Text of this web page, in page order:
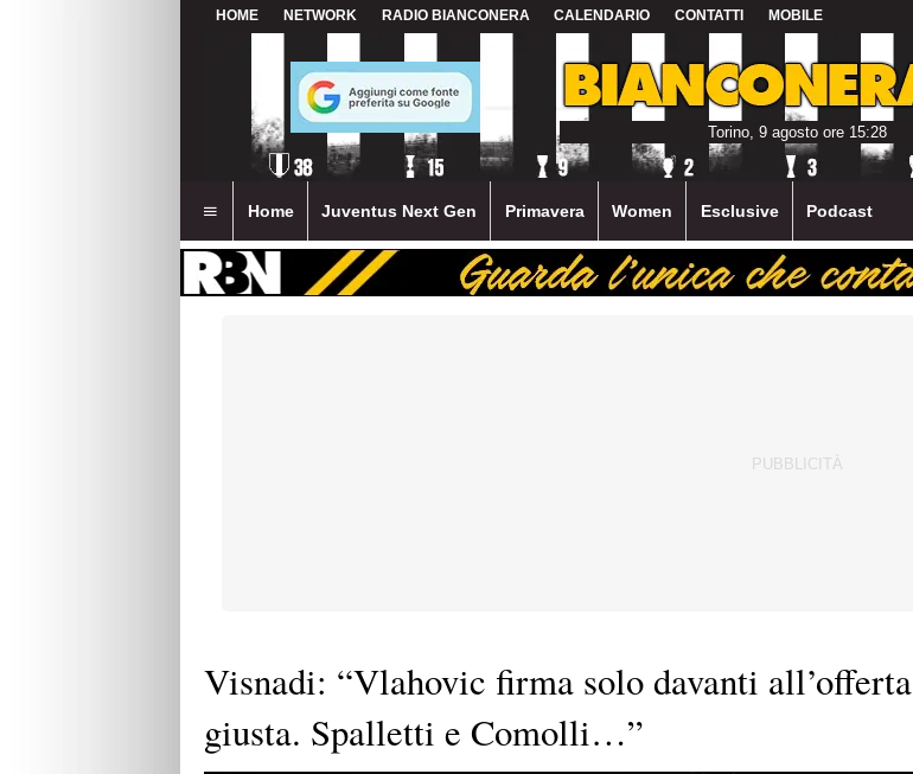
HOME NETWORK RADIO BIANCONERA CALENDARIO CONTATTI MOBILE
Torino, 9 agosto ore 15:28
Home Juventus Next Gen Primavera Women Esclusive Podcast
Visnadi: “Vlahovic firma solo davanti all’offerta
giusta. Spalletti e Comolli…”